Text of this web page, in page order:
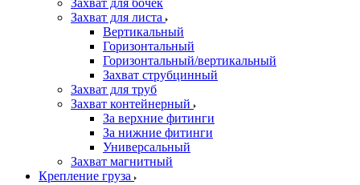
Захват для бочек
Захват для листа
Вертикальный
Горизонтальный
Горизонтальный/вертикальный
Захват струбцинный
Захват для труб
Захват контейнерный
За верхние фитинги
За нижние фитинги
Универсальный
Захват магнитный
Крепление груза